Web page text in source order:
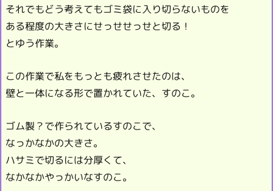
それでもどう考えてもゴミ袋に入り切らないものを
ある程度の大きさにせっせせっせと切る！
とゆう作業。
この作業で私をもっとも疲れさせたのは、
壁と一体になる形で置かれていた、すのこ。
ゴム製？で作られているすのこで、
なっかなかの大きさ。
ハサミで切るには分厚くて、
なかなかやっかいなすのこ。